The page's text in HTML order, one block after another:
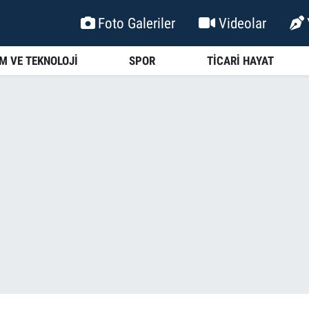
Foto Galeriler Videolar
VE TEKNOLOJİ SPOR TİCARİ HAYAT